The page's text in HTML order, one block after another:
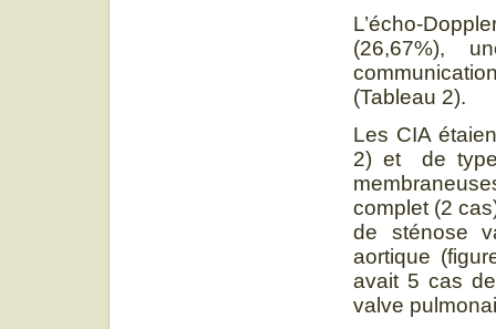
L’écho-
(26,67%),
(Tableau 2).
Les CIA
2) et de type
complet (2
de sténose
aortique
avait 5 cas
valve